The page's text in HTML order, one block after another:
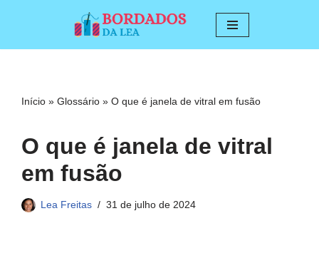
conteúdo
Início » Glossário » O que é janela de vitral em fusão
O que é janela de vitral
em fusão
Lea Freitas 31 de julho de 2024